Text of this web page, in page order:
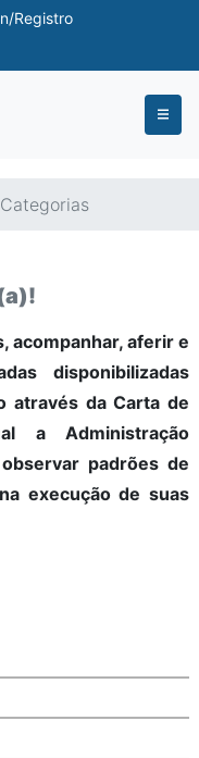
Registro
Categorias
acompanhar, aferir e
disponibilizadas
através da Carta de
a Administração
padrões de
execução de suas